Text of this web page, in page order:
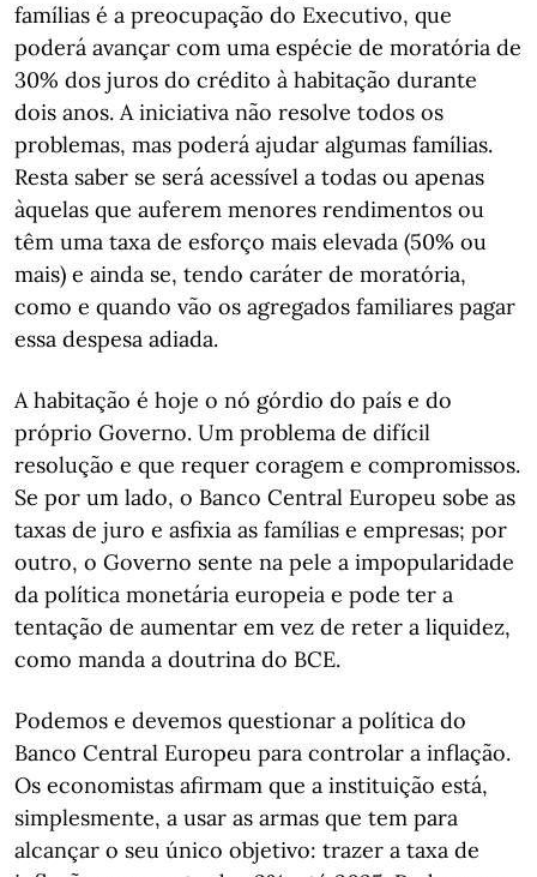
famílias é a preocupação do Executivo, que
poderá avançar com uma espécie de moratória de
30% dos juros do crédito à habitação durante
dois anos. A iniciativa não resolve todos os
problemas, mas poderá ajudar algumas famílias.
Resta saber se será acessível a todas ou apenas
àquelas que auferem menores rendimentos ou
têm uma taxa de esforço mais elevada (50% ou
mais) e ainda se, tendo caráter de moratória,
como e quando vão os agregados familiares pagar
essa despesa adiada.
A habitação é hoje o nó górdio do país e do
próprio Governo. Um problema de difícil
resolução e que requer coragem e compromissos.
Se por um lado, o Banco Central Europeu sobe as
taxas de juro e asfixia as famílias e empresas; por
outro, o Governo sente na pele a impopularidade
da política monetária europeia e pode ter a
tentação de aumentar em vez de reter a liquidez,
como manda a doutrina do BCE.
Podemos e devemos questionar a política do
Banco Central Europeu para controlar a inflação.
Os economistas afirmam que a instituição está,
simplesmente, a usar as armas que tem para
alcançar o seu único objetivo: trazer a taxa de